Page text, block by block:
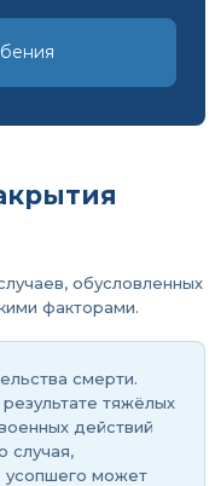
обусловленных
факторами.
смерти.
тяжёлых
действий
случая,
усопшего может